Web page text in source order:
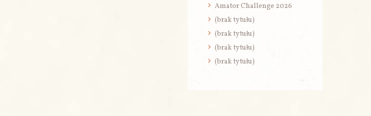
Amator Challenge 2026
(brak tytułu)
(brak tytułu)
(brak tytułu)
(brak tytułu)